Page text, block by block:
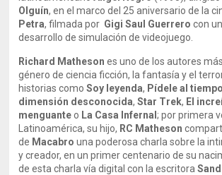
Olguín, en el marco del 25 aniversario de la
Petra, filmada por Gigi Saul Guerrero con
desarrollo de simulación de videojuego.
Richard Matheson es uno de los autores
género de ciencia ficción, la fantasía y el
historias comoSoy leyenda, Pídele al
dimensión desconocida,Star Trek, El
menguanteo La Casa Infernal; por primera
Latinoamérica, su hijo, RC Matheson
de Macabro una poderosa charla sobre la
y creador, en un primer centenario de su
de esta charla vía digital con la escritora